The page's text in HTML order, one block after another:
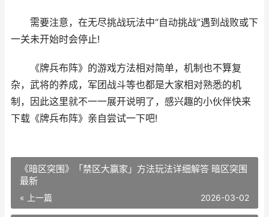
需要注意，在无尽挑战玩法中“自动挑战”遇到战败或下
一关未开始时会停止!
《牌兵布阵》的游戏方法相对简单，机制也不算复
杂，武将的养成，军团战斗等也都是大家相对熟悉的机
制，因此这里就不一一展开说明了，感兴趣的小伙伴快来
下载《牌兵布阵》亲自尝试一下吧!
《暗区突围》「禁区大赢家」方法玩法详细解答 暗区突围
最新
« 上一篇 2026-03-02